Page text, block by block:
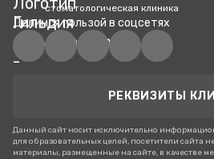
стоматологическая клиника
РЕКВИЗИТЫ
Делимся пользой в соцсетях
Данный сайт носит исключительно
для образовательных целей, посетители сайта
материалы, размещенные на сайте, в качестве